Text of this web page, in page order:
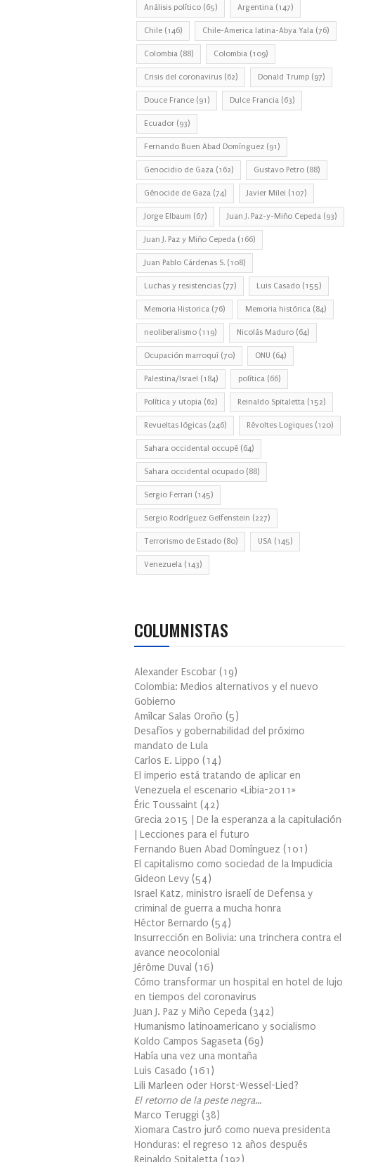
Análisis político (65) Argentina (147)
Chile (146) Chile-America latina-Abya Yala (76)
Colombia (88) Colombia (109)
Crisis del coronavirus (62) Donald Trump (97)
Douce France (91) Dulce Francia (63)
Ecuador (93)
Fernando Buen Abad Domínguez (91)
Genocidio de Gaza (162) Gustavo Petro (88)
Génocide de Gaza (74) Javier Milei (107)
Jorge Elbaum (67) Juan J. Paz-y-Miño Cepeda (93)
Juan J. Paz y Miño Cepeda (166)
Juan Pablo Cárdenas S. (108)
Luchas y resistencias (77) Luis Casado (155)
Memoria Historica (76) Memoria histórica (84)
neoliberalismo (119) Nicolás Maduro (64)
Ocupación marroquí (70) ONU (64)
Palestina/Israel (184) política (66)
Política y utopia (62) Reinaldo Spitaletta (152)
Revueltas lógicas (246) Révoltes Logiques (120)
Sahara occidental occupé (64)
Sahara occidental ocupado (88)
Sergio Ferrari (145)
Sergio Rodríguez Gelfenstein (227)
Terrorismo de Estado (80) USA (145)
Venezuela (143)
COLUMNISTAS
Alexander Escobar (19)
Colombia: Medios alternativos y el nuevo
Gobierno
Amílcar Salas Oroño (5)
Desafíos y gobernabilidad del próximo
mandato de Lula
Carlos E. Lippo (14)
El imperio está tratando de aplicar en
Venezuela el escenario «Libia-2011»
Éric Toussaint (42)
Grecia 2015 | De la esperanza a la capitulación
| Lecciones para el futuro
Fernando Buen Abad Domínguez (101 )
El capitalismo como sociedad de la Impudicia
Gideon Levy (54)
Israel Katz, ministro israelí de Defensa y
criminal de guerra a mucha honra
Héctor Bernardo (54)
Insurrección en Bolivia: una trinchera contra el
avance neocolonial
Jérôme Duval (16)
Cómo transformar un hospital en hotel de lujo
en tiempos del coronavirus
Juan J. Paz y Miño Cepeda (342)
Humanismo latinoamericano y socialismo
Koldo Campos Sagaseta (69)
Había una vez una montaña
Luis Casado (161 )
Lili Marleen oder Horst-Wessel-Lied?
El retorno de la peste negra…
Marco Teruggi (38)
Xiomara Castro juró como nueva presidenta
Honduras: el regreso 12 años después